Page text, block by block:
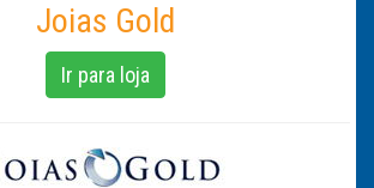
Joias Gold
Ir para loja